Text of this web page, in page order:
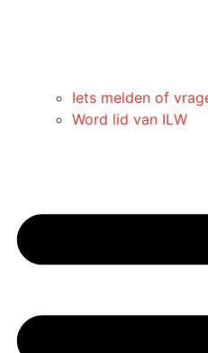
Iets melden of
Word lid van ILW